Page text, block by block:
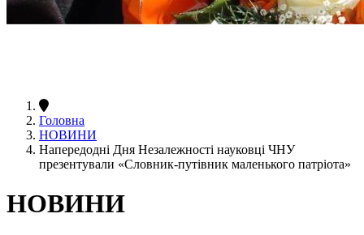
Головна
НОВИНИ
Напередодні Дня Незалежності науковці ЧНУ
презентували «Словник-путівник маленького патріота»
НОВИНИ